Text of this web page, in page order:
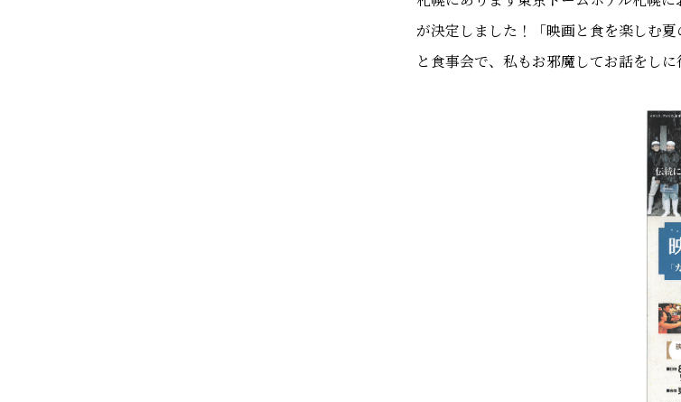
が決定しました！「映画と食を楽しむ
と食事会で、私もお邪魔してお話をし